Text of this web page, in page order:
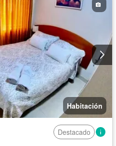
Habitación
Destacado